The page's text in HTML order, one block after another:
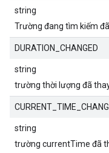
string
Trường đang tìm kiếm
DURATION_CHANGED
string
trường thời lượng đã
string
trường currentTime đã